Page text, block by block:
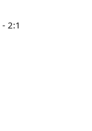
2:1